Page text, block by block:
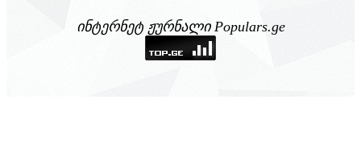
ინტერნეტ ჟურნალი Populars.ge